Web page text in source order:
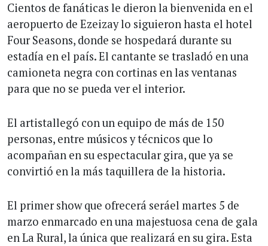
Cientos de fanáticas le dieron la bienvenida en el
aeropuerto de Ezeizay lo siguieron hasta el hotel
Four Seasons, donde se hospedará durante su
estadía en el país. El cantante se trasladó en una
camioneta negra con cortinas en las ventanas
para que no se pueda ver el interior.
El artistallegó con un equipo de más de 150
personas, entre músicos y técnicos que lo
acompañan en su espectacular gira, que ya se
convirtió en la más taquillera de la historia.
El primer show que ofrecerá seráel martes 5 de
marzo enmarcado en una majestuosa cena de gala
en La Rural, la única que realizará en su gira. Esta